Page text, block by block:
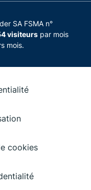
SA FSMA n°
visiteurs par mois
mois.
cookies